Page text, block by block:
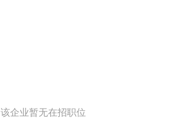
该企业暂无在招职位